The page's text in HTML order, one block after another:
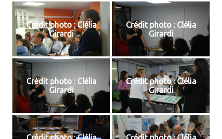
Crédit photo : Clélia
Girardi
Crédit photo : Clélia
Girardi
Crédit photo : Clélia
Girardi
Crédit photo : Clélia
Girardi